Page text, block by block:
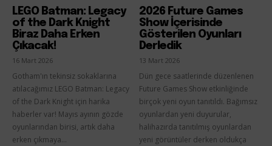
LEGO Batman: Legacy
of the Dark Knight
Biraz Daha Erken
Çıkacak!
16 Mart 2026
Gotham'ın tekinsiz sokaklarına
atılacağımız LEGO Batman: Legacy
of the Dark Knight için harika
haberler var! Mayıs ayının gözde
oyunlarından birisi, artık daha
erken çıkmaya...
2026 Future Games
Show İçerisinde
Gösterilen Oyunları
Derledik
13 Mart 2026
Dün gece saatlerinde düzenlenen
Future Games Show etkinliğinde
birçok yeni oyun tanıtıldı. Bağımsız
oyunlardan yeni duyurular,
halihazırda tanıtılmış oyunlardan
yeni görüntüler derken oldukça